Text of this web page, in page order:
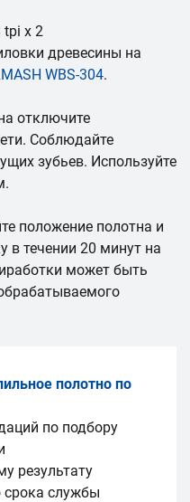
tpi x 2
древесины на
WBS-304.
отключите
Соблюдайте
зубьев. Используйте
положение полотна и
в течении 20 минут на
может быть
полотно по
по подбору
результату
службы